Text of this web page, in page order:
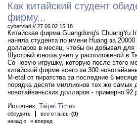
Как китайский студент
фирму...
cybervlad // 27.06.02 15:18
Китайская фирма Guangdong's ChuangYu
наняла студента по имени Huang за 20000
долларов в месяц, чтобы он добывал для
Шустрый юноша увел у расположеной в
Co новую игрушку, которую после этого
китайской фирме всего за 300
M-etal от пиратства за последние 6
порядка десяти миллионов тех же самых
новотайваньских долларов - примерно 92
Источник: Taipei Times
обсудить все отзывы (0)
назад «
» вперед